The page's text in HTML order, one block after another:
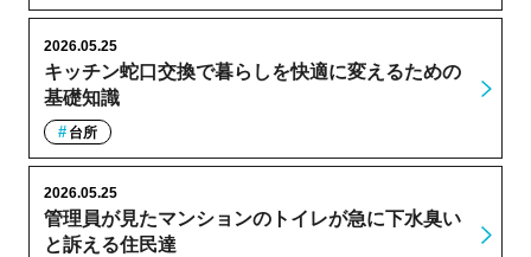
キッチン蛇口交換で暮らしを快適に変えるための
基礎知識
2026.05.25
台所
管理員が見たマンションのトイレが急に下水臭い
と訴える住民達
2026.05.25